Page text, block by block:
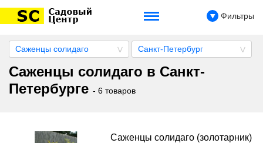
Фильтры
Саженцы солидаго Санкт-Петербург
Саженцы солидаго в Санкт-
Петербурге - 6 товаров
Саженцы солидаго (золотарник)